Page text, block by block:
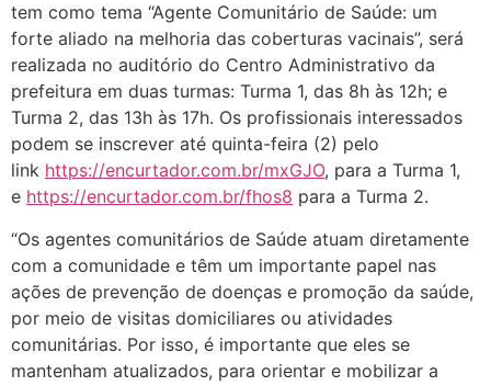
tem como tema “Agente Comunitário de Saúde: um
forte aliado na melhoria das coberturas vacinais”, será
realizada no auditório do Centro Administrativo da
prefeitura em duas turmas: Turma 1, das 8h às 12h; e
Turma 2, das 13h às 17h. Os profissionais interessados
podem se inscrever até quinta-feira (2) pelo
link https://encurtador.com.br/mxGJO, para a Turma 1,
e https://encurtador.com.br/fhos8 para a Turma 2.
“Os agentes comunitários de Saúde atuam diretamente
com a comunidade e têm um importante papel nas
ações de prevenção de doenças e promoção da saúde,
por meio de visitas domiciliares ou atividades
comunitárias. Por isso, é importante que eles se
mantenham atualizados, para orientar e mobilizar a